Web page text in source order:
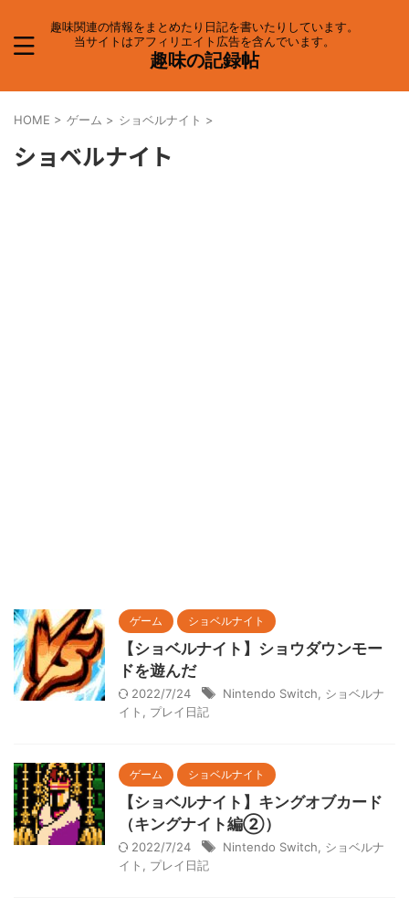
趣味関連の情報をまとめたり日記を書いたりしています。
当サイトはアフィリエイト広告を含んでいます。
趣味の記録帖
HOME > ゲーム > ショベルナイト >
ショベルナイト
ゲーム ショベルナイト
【ショベルナイト】ショウダウンモー
ドを遊んだ
2022/7/24 Nintendo Switch
ショベルナ
イト
プレイ日記
ゲーム ショベルナイト
【ショベルナイト】キングオブカード
（キングナイト編②）
2022/7/24 Nintendo Switch
ショベルナ
イト
プレイ日記